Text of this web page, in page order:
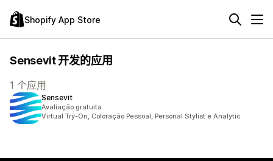
Shopify App Store
Sensevit 开发的应用
1 个应用
Sensevit
Avaliação gratuita
Virtual Try-On, Coloração Pessoal, Personal Stylist e Analytic